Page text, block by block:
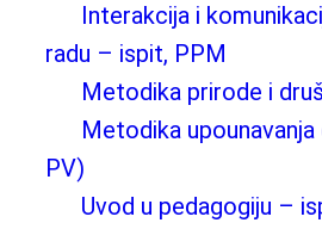
Interakcija i
radu – ispit, PPM
Metodika prirode i
Metodika
PV)
Uvod u pedagogiju –